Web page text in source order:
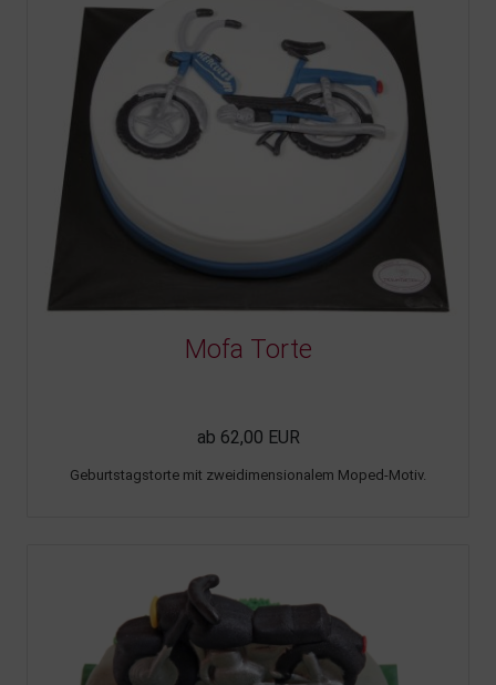
Mofa Torte
ab 62,00 EUR
Geburtstagstorte mit zweidimensionalem Moped-Motiv.